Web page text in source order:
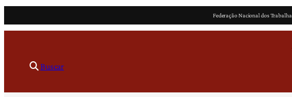
para
conteúdo
Federação Nacional dos
Buscar